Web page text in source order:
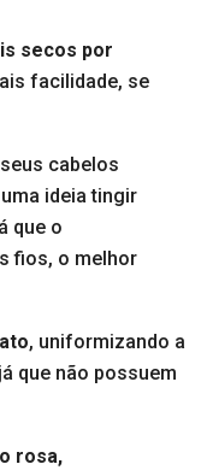
secos por
facilidade, se
cabelos
ideia tingir
que o
fios, o melhor
, uniformizando a
que não possuem
rosa,